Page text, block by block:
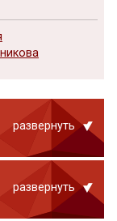
развернуть
развернуть